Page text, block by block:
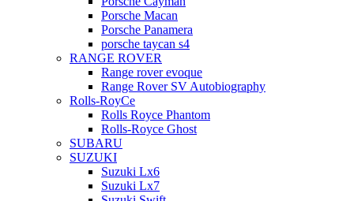
Porsche Macan
Porsche Panamera
porsche taycan s4
RANGE ROVER
Range rover evoque
Range Rover SV Autobiography
Rolls-RoyCe
Rolls Royce Phantom
Rolls-Royce Ghost
SUBARU
SUZUKI
Suzuki Lx6
Suzuki Lx7